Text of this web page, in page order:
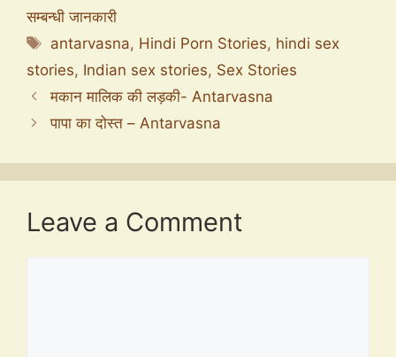
सम्बन्धी जानकारी
Tags
antarvasna, Hindi Porn Stories, hindi sex
stories, Indian sex stories, Sex Stories
मकान मालिक की लड़की- Antarvasna
पापा का दोस्त – Antarvasna
Leave a Comment